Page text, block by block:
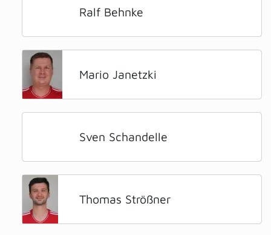
Ralf Behnke
Mario Janetzki
Sven Schandelle
Thomas Strößner